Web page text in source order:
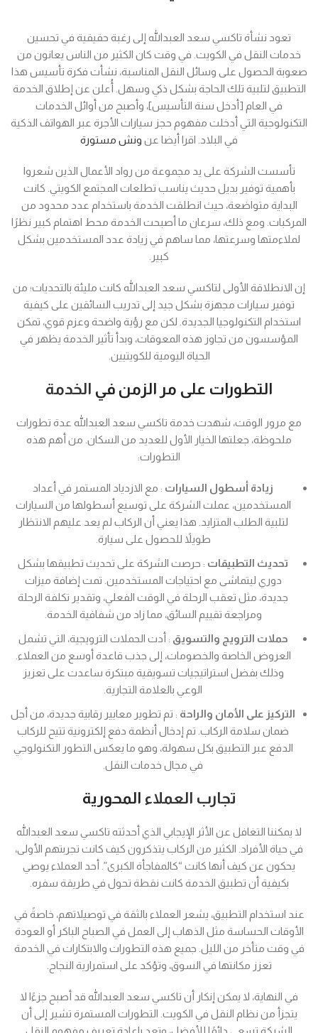
تعود نشأة تاكسي سعد العبدالله إلى رغبة حقيقية في تحسين
خدمات النقل في الكويت. في وقت كان الكثير من الناس يعانون من
صعوبة الحصول على وسائل النقل المناسبة، نشأت فكرة تأسيس هذا
التطبيق لتلبية تلك الحاجة بشكل ذكي وسهل. أُعلن عن إطلاق الخدمة
في العام [أدخل سنة التأسيس]، وأصبح من أوائل الخدمات
التكنولوجية التي أدخلت مفهوم حجز سيارات الأجرة عبر الهواتف الذكية
في البلاد. اقرا أيضا عن ونش مستورة
تأسست الشركة على يد مجموعة من رواد الأعمال الذين شعروا
بأهمية توفير بديل حديث يناسب تطلعات المجتمع الكويتي. كانت
البداية متواضعة، حيث انطلقت الخدمة باستخدام عدد محدود من
المركبات. ومع ذلك، سرعان ما أصبحت الخدمة محط اهتمام كبير نظرًا
لملاءمتها وسرعتها، مما ساهم في زيادة عدد المستخدمين بشكل
كبير.
إن الانطلاقة الأولى لتاكسي سعد العبدالله كانت مليئة بالتحديات؛ من
توفير سيارات مجهزة بشكل جيد إلى تدريب السائقين على كيفية
استخدام التكنولوجيا الجديدة. لكن مع رؤية واضحة وعزم قوي، تمكن
المؤسسون من تجاوز هذه المعوقات، وبدأ تأثير الخدمة يظهر في
الحياة اليومية للكويتيين.
التطورات على مر الزمن في الخدمة
مع مرور الوقت، شهدت خدمة تاكسي سعد العبدالله عدة تطورات
ملحوظة، جعلتها الخيار الأول للعديد من السكان. من أهم هذه
التطورات:
زيادة أسطول السيارات : مع الازدياد المستمر في أعداد
المستخدمين، عملت الشركة على توسيع أسطولها من السيارات
لتلبية الطلب المتزايد. هذا يعني أن الركاب لم يعد عليهم الانتظار
طويلاً للحصول على سيارة.
تحديث التطبيقات : حرصت الشركة على تحديث تطبيقها بشكل
دوري ليتماشى مع احتياجات المستخدمين. تمت إضافة ميزات
جديدة، مثل تعقب الرحلة في الوقت الفعلي، وتقدير تكلفة الرحلة
ومراجعة تقييم السائق، مما زاد من شفافية الخدمة.
حملات الترويج والتسويق : أدت الحملات الترويجية، التي تشمل
العروض الخاصة والخصومات، إلى جذب قاعدة أوسع من العملاء.
وذلك بفضل استراتيجيات تسويقية مبتكرة ساعدت على تعزيز
الوعي بالعلامة التجارية.
التركيز على الأمان والراحة : تم تطوير معايير رقابية جديدة، من أجل
ضمان سلامة الركاب. تم إدخال أنظمة دفع إلكترونية تتيح للركاب
الدفع عبر التطبيق بكل سهولة، وهو ما يعكس التطور التكنولوجي
في مجال خدمات النقل.
تجارب العملاء المحورية
لا يمكننا التغافل عن الأثر الإيجابي الذي أحدثته تاكسي سعد العبدالله
في حياة الأفراد. الكثير من الركاب يتذكرون كيف كانت تجربتهم الأولى،
يحكون عن كيف أنها كانت “كالمفاجأة الكبرى”. أحد العملاء يوصي
بكيفية أن تطبيق الخدمة كانت نقطة تحول في طريقة سفره.
عند استخدام التطبيق، يشعر العملاء بالثقة في توصيلاتهم، خاصةً في
الأوقات الحساسة مثل الذهاب إلى العمل في الصباح الباكر أو العودة
في وقت متأخر من الليل. جميع هذه التطورات والابتكارات في الخدمة
تعزز مكانتها في السوق، وتؤكد على استمرارية النجاح.
في النهاية، لا يمكن إنكار أن تاكسي سعد العبدالله قد أصبح جزءًا لا
يتجزأ من نظام النقل في الكويت. التطورات المستمرة تشير إلى أن